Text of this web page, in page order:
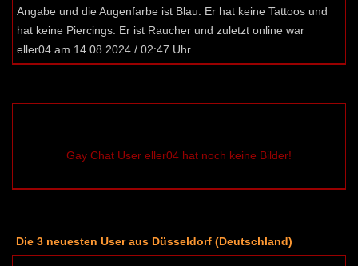
Angabe und die Augenfarbe ist Blau. Er hat keine Tattoos und
hat keine Piercings. Er ist Raucher und zuletzt online war
eller04 am 14.08.2024 / 02:47 Uhr.
Gay Chat User eller04 hat noch keine Bilder!
Die 3 neuesten User aus Düsseldorf (Deutschland)